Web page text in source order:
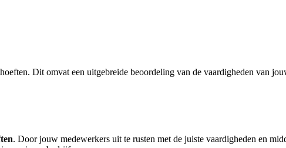
Dit omvat een uitgebreide beoordeling van de vaardigheden van
. Door jouw medewerkers uit te rusten met de juiste vaardigheden en